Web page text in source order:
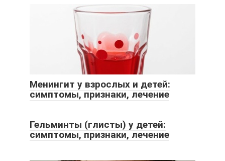
Менингит у взрослых и детей:
симптомы, признаки, лечение
Гельминты (глисты) у детей:
симптомы, признаки, лечение